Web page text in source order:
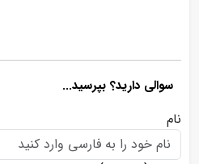
سوالی دارید؟ بپرسید...
نام